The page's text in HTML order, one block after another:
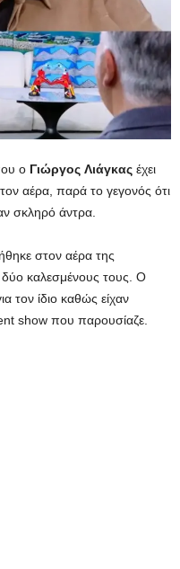
ο Γιώργος Λιάγκας έχει
αέρα, παρά το γεγονός ότι
σκληρό άντρα.
στον αέρα της
καλεσμένους τους. Ο
τον ίδιο καθώς είχαν
show που παρουσίαζε.